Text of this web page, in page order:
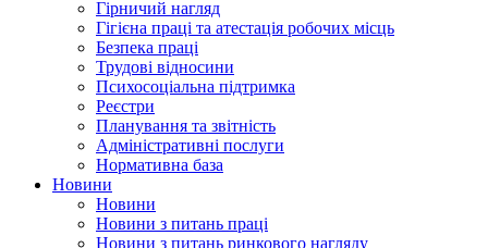
Гірничий нагляд
Гігієна праці та атестація робочих місць
Безпека праці
Трудові відносини
Психосоціальна підтримка
Реєстри
Планування та звітність
Адміністративні послуги
Нормативна база
Новини
Новини
Новини з питань праці
Новини з питань ринкового нагляду